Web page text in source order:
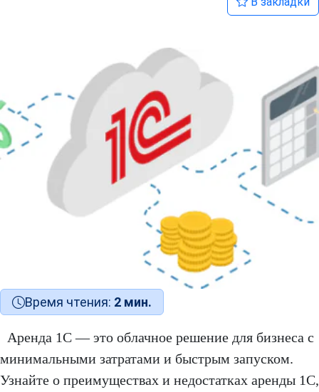
Время чтения: 2 мин.
Аренда 1С — это облачное решение для бизнеса с
минимальными затратами и быстрым запуском.
Узнайте о преимуществах и недостатках аренды 1С,